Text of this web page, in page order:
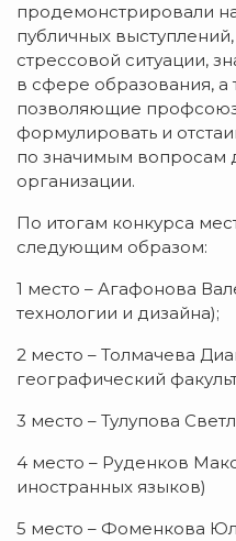
продемонстрировали
публичных
стрессовой ситуации,
в сфере образования, а
позволяющие
формулировать и
по значимым вопросам
организации.
По итогам конкурса
следующим образом:
1 место – Агафонова
технологии и дизайна);
2 место – Толмачева
географический
3 место – Тулупова
4 место – Руденков
иностранных языков)
5 место – Фоменкова